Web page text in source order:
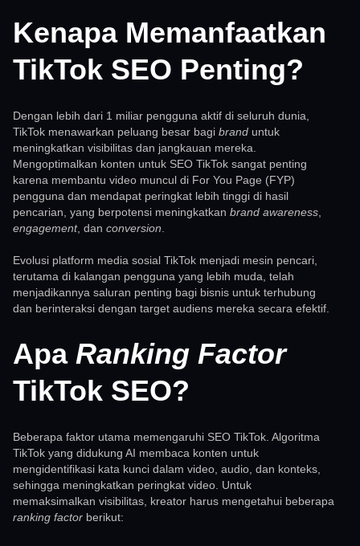
Kenapa Memanfaatkan
TikTok SEO Penting?
Dengan lebih dari 1 miliar pengguna aktif di seluruh dunia,
TikTok menawarkan peluang besar bagi brand untuk
meningkatkan visibilitas dan jangkauan mereka.
Mengoptimalkan konten untuk SEO TikTok sangat penting
karena membantu video muncul di For You Page (FYP)
pengguna dan mendapat peringkat lebih tinggi di hasil
pencarian, yang berpotensi meningkatkan brand awareness,
engagement, dan conversion.
Evolusi platform media sosial TikTok menjadi mesin pencari,
terutama di kalangan pengguna yang lebih muda, telah
menjadikannya saluran penting bagi bisnis untuk terhubung
dan berinteraksi dengan target audiens mereka secara efektif.
Apa Ranking Factor
TikTok SEO?
Beberapa faktor utama memengaruhi SEO TikTok. Algoritma
TikTok yang didukung AI membaca konten untuk
mengidentifikasi kata kunci dalam video, audio, dan konteks,
sehingga meningkatkan peringkat video. Untuk
memaksimalkan visibilitas, kreator harus mengetahui beberapa
ranking factor berikut: